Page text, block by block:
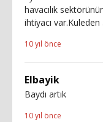
havacılık
ihtiyacı
10 yıl önce
Elbayik
Baydı artık
10 yıl önce